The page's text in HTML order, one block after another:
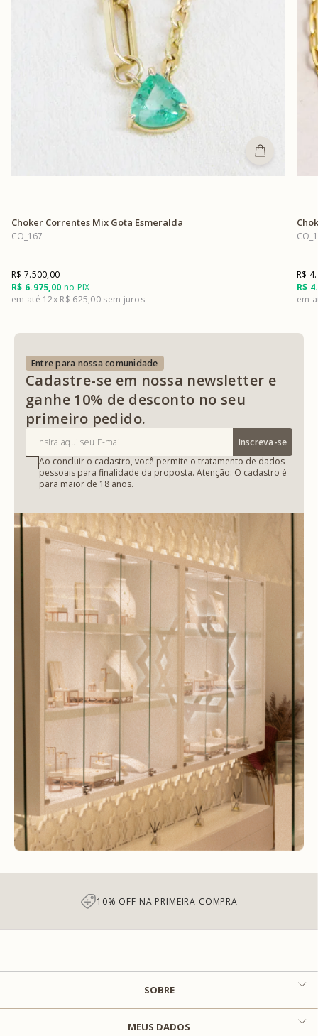
Choker Correntes Mix Gota Esmeralda
CO_167
R$ 6.975,00 no PIX
R$ 7.500,00
12x R$ 625,00
R$
R$
Entre para nossa comunidade
Cadastre-se em nossa newsletter e
ganhe 10% de desconto no seu
primeiro pedido.
Inscreva-se
Ao concluir o cadastro, você permite o tratamento de dados
pessoais para finalidade da proposta. Atenção: O cadastro é
para maior de 18 anos.
SOBRE
MEUS DADOS